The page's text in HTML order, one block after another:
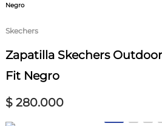
Negro
Skechers
Zapatilla Skechers
Fit Negro
$ 280.000